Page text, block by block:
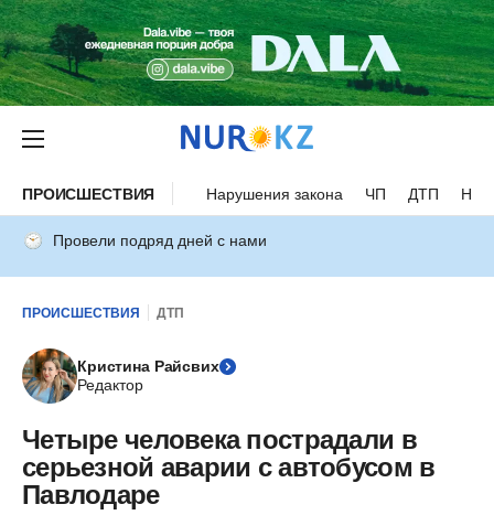
ПРОИСШЕСТВИЯ Нарушения закона ЧП ДТП
Провели подряд дней с нами
ПРОИСШЕСТВИЯ ДТП
Кристина Райсвих
Редактор
Четыре человека пострадали в
серьезной аварии с автобусом в
Павлодаре